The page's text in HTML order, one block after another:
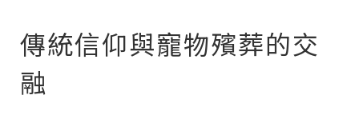
傳統信仰與寵物殯葬的交
融